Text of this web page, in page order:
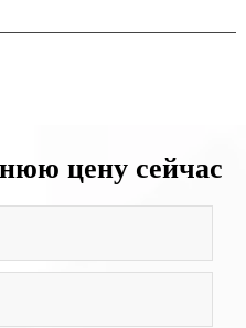
цену сейчас